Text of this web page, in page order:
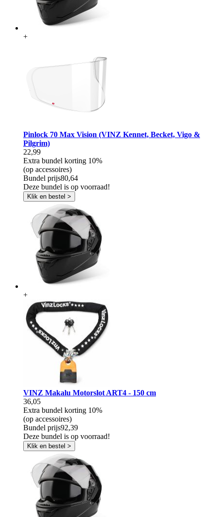
+
Pinlock 70 Max Vision (VINZ Kennet, Becket, Vigo &
Pilgrim)
22,99
Extra bundel korting 10%
(op accessoires)
Bundel prijs80,64
Deze bundel is op voorraad!
Klik en bestel >
+
VINZ Makalu Motorslot ART4 - 150 cm
36,05
Extra bundel korting 10%
(op accessoires)
Bundel prijs92,39
Deze bundel is op voorraad!
Klik en bestel >